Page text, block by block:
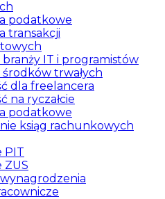
podatkowe
transakcji
branży IT i programistów
trwałych
dla freelancera
na ryczałcie
podatkowe
ksiąg rachunkowych
PIT
ZUS
wynagrodzenia